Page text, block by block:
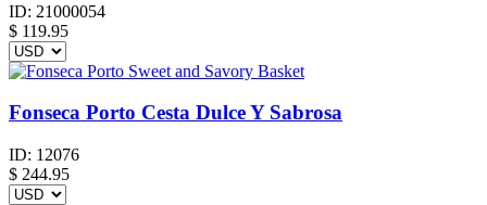
ID: 21000054
$ 119.95
Fonseca Porto Cesta Dulce Y Sabrosa
ID: 12076
$ 244.95